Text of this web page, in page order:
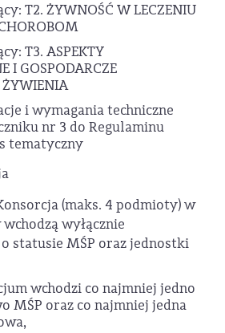
T2. ŻYWNOŚĆ W LECZENIU
T3. ASPEKTY
I GOSPODARCZE
i wymagania techniczne
nr 3 do Regulaminu
tematyczny
(maks. 4 podmioty) w
wyłącznie
statusie MŚP oraz jednostki
wchodzi co najmniej jedno
MŚP oraz co najmniej jedna